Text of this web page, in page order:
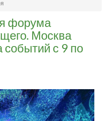
форума
Москва
с 9 по